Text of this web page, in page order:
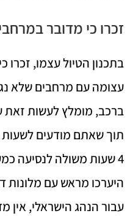
זכרו כי מדובר
בתכנון הטיול עצמו, זכרו
עצומה עם מרחבים שלא
ברכב, מומלץ לעשות זאת
תוך שאתם מודעים
4 שעות משולה לנסיעה
היערכו מראש עם מלונות
עבור הנהג הישראלי, אין